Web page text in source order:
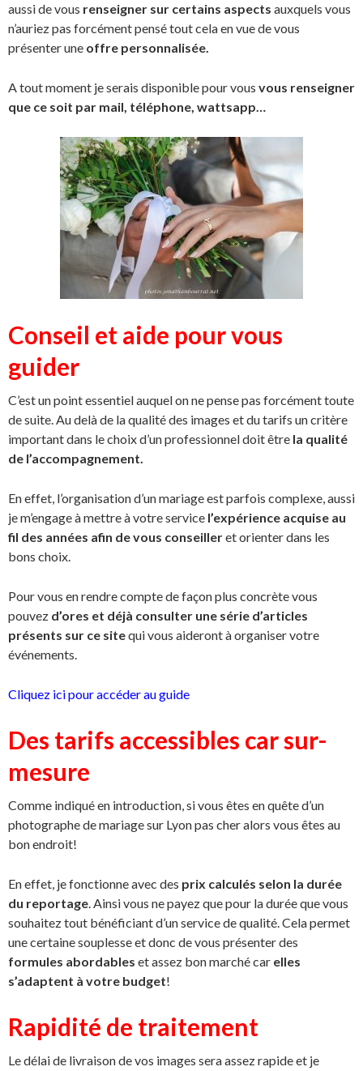
aussi de vous renseigner sur certains aspects auxquels vous
n’auriez pas forcément pensé tout cela en vue de vous
présenter une offre personnalisée.
A tout moment je serais disponible pour vous vous renseigner
que ce soit par mail, téléphone, wattsapp…
Conseil et aide pour vous
guider
C’est un point essentiel auquel on ne pense pas forcément toute
de suite. Au delà de la qualité des images et du tarifs un critère
important dans le choix d’un professionnel doit être la qualité
de l’accompagnement.
En effet, l’organisation d’un mariage est parfois complexe, aussi
je m’engage à mettre à votre service l’expérience acquise au
fil des années afin de vous conseilleret orienter dans les
bons choix.
Pour vous en rendre compte de façon plus concrète vous
pouvez d’ores et déjà consulter une série d’articles
présents sur ce sitequi vous aideront à organiser votre
événements.
Cliquez ici pour accéder au guide
Des tarifs accessibles car sur-
mesure
Comme indiqué en introduction, si vous êtes en quête d’un
photographe de mariage sur Lyon pas cheralors vous êtes au
bon endroit!
En effet, je fonctionne avec des prix calculés selon la durée
du reportage. Ainsi vous ne payez que pour la durée que vous
souhaitez tout bénéficiant d’un service de qualité. Cela permet
une certaine souplesse et donc de vous présenter des
formules abordables et assez bon marché car elles
s’adaptent à votre budget!
Rapidité de traitement
Le délai de livraison de vos images sera assez rapide et je